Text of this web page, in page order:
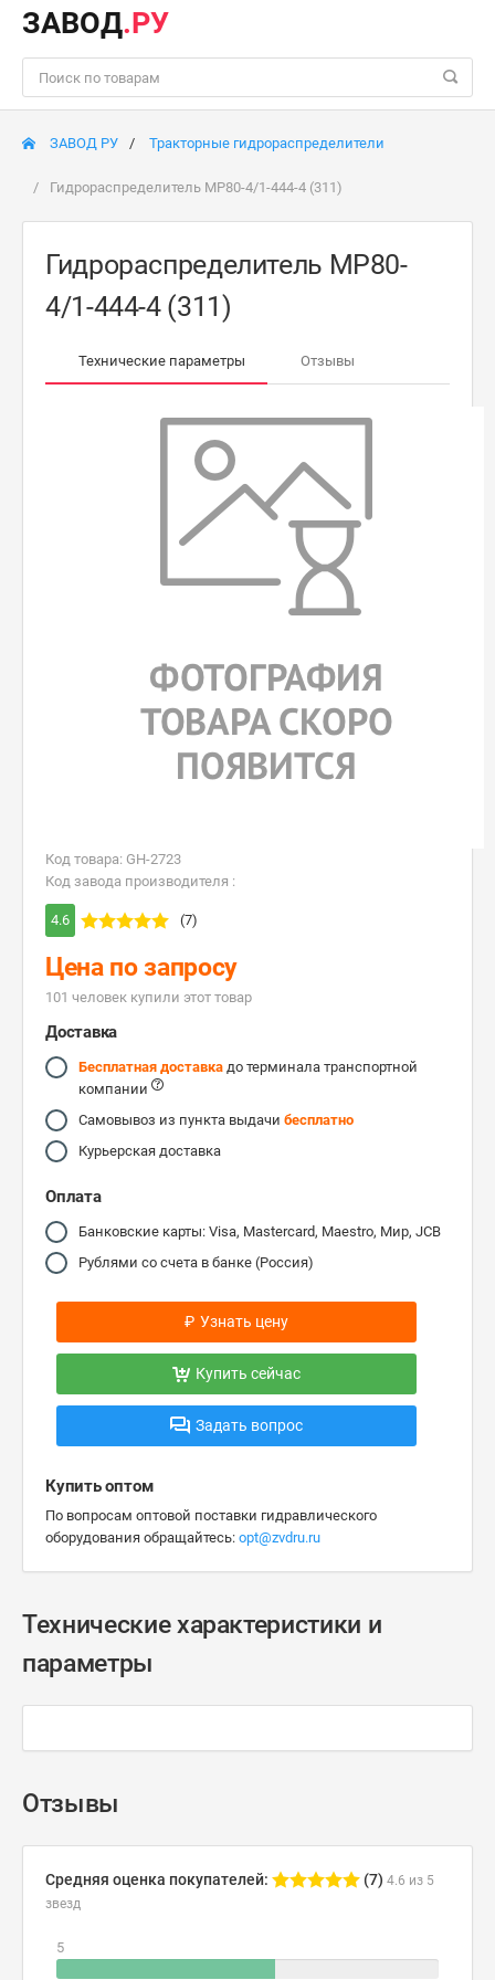
ЗАВОД.РУ
ЗАВОД РУ Тракторные гидрораспределители
Гидрораспределитель МР80-4/1-444-4 (311)
Гидрораспределитель МР80-
4/1-444-4 (311)
Технические параметры Отзывы
Код товара: GH-2723
Код завода производителя :
4.6 (7)
Цена по запросу
101 человек купили этот товар
Доставка
Бесплатная доставка до терминала транспортной
компании
Самовывоз из пункта выдачи бесплатно
Курьерская доставка
Оплата
Банковские карты: Visa, Mastercard, Maestro, Мир, JCB
Рублями со счета в банке (Россия)
₽ Узнать цену
Купить сейчас
Задать вопрос
Купить оптом
По вопросам оптовой поставки гидравлического
оборудования обращайтесь: opt@zvdru.ru
Технические характеристики и
параметры
Отзывы
Средняя оценка покупателей: (7) 4.6 из 5
звезд
5